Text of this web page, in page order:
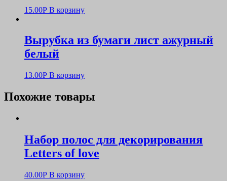
15.00Р В корзину
Вырубка из бумаги лист ажурный
белый
13.00Р В корзину
Похожие товары
Набор полос для декорирования
Letters of love
40.00Р В корзину